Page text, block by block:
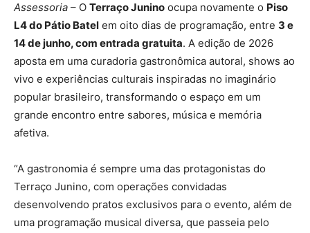
Assessoria – O Terraço Junino ocupa novamente o Piso
L4 do Pátio Batel em oito dias de programação, entre 3 e
14 de junho, com entrada gratuita. A edição de 2026
aposta em uma curadoria gastronômica autoral, shows ao
vivo e experiências culturais inspiradas no imaginário
popular brasileiro, transformando o espaço em um
grande encontro entre sabores, música e memória
afetiva.
“A gastronomia é sempre uma das protagonistas do
Terraço Junino, com operações convidadas
desenvolvendo pratos exclusivos para o evento, além de
uma programação musical diversa, que passeia pelo